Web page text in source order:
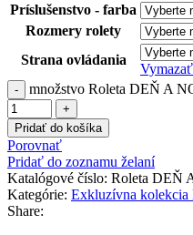
Príslušenstvo - farba
Rozmery rolety
Strana ovládania
Vymazať
množstvo Roleta DEŇ A
Pridať do košíka
Porovnať
Pridať do zoznamu želaní
Katalógové číslo: Roleta DEŇ
Kategórie: Exkluzívna
Share: